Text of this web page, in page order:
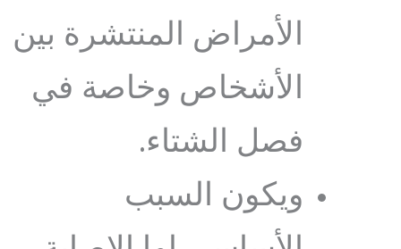
الأمراض المنتشرة بين
الأشخاص وخاصة في
فصل الشتاء.
ويكون السبب